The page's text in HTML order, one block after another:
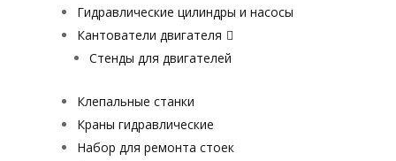
Гидравлические цилиндры и насосы
Кантователи двигателя
Стенды для двигателей
Клепальные станки
Краны гидравлические
Набор для ремонта стоек